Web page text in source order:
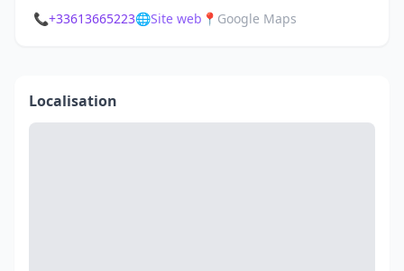
📞+33613665223🌐Site web 📍 Google Maps
Localisation